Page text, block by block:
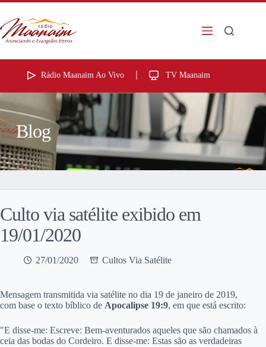
Rádio Maanaim Ao Vivo TV Maanaim
Blog
Culto via satélite exibido em
19/01/2020
27/01/2020 Cultos Via Satélite
Mensagem transmitida via satélite no dia 19 de janeiro de 2019,
com base o texto bíblico de Apocalipse 19:9, em que está escrito:
"E disse-me: Escreve: Bem-aventurados aqueles que são chamados à
ceia das bodas do Cordeiro. E disse-me: Estas são as verdadeiras